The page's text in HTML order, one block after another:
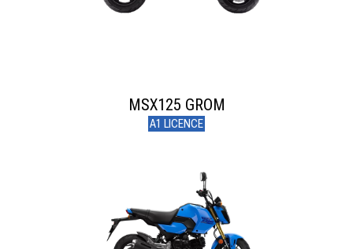
MSX125 GROM
A1 LICENCE